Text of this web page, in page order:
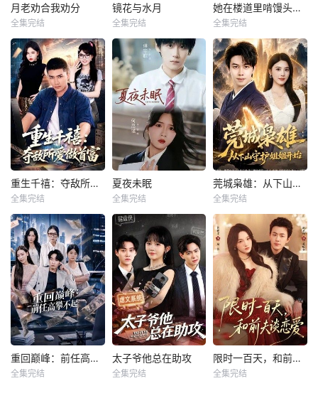
月老劝合我劝分
暂无简介
月老劝合我劝分
全集完结
镜花与水月
钟正
暂无简介
镜花与水月
全集完结
她在楼道里啃馒头，我不忍了
暂无简介
她在楼道里啃馒头，我不忍了
全集完结
重生千禧：夺敌所爱做首富
杨婧禾
暂无简介
重生千禧：夺敌所爱做首富
全集完结
夏夜未眠
暂无简介
夏夜未眠
全集完结
莞城枭雄：从下山守护姐姐开始
卢晟
暂无简介
莞城枭雄：从下山守护姐姐开始
全集完结
重回巅峰：前任高攀不起 重回巅峰：前任高攀不起
全集完结
太子爷他总在助攻
太子爷他总在助攻
全集完结
限时一百天，和前夫谈恋爱 限时一百天，和前夫谈恋爱
全集完结